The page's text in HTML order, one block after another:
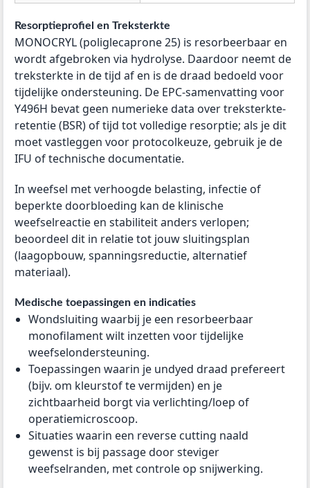
Resorptieprofiel en Treksterkte
MONOCRYL (poliglecaprone 25) is resorbeerbaar en
wordt afgebroken via hydrolyse. Daardoor neemt de
treksterkte in de tijd af en is de draad bedoeld voor
tijdelijke ondersteuning. De EPC-samenvatting voor
Y496H bevat geen numerieke data over treksterkte-
retentie (BSR) of tijd tot volledige resorptie; als je dit
moet vastleggen voor protocolkeuze, gebruik je de
IFU of technische documentatie.
In weefsel met verhoogde belasting, infectie of
beperkte doorbloeding kan de klinische
weefselreactie en stabiliteit anders verlopen;
beoordeel dit in relatie tot jouw sluitingsplan
(laagopbouw, spanningsreductie, alternatief
materiaal).
Medische toepassingen en indicaties
Wondsluiting waarbij je een resorbeerbaar
monofilament wilt inzetten voor tijdelijke
weefselondersteuning.
Toepassingen waarin je undyed draad prefereert
(bijv. om kleurstof te vermijden) en je
zichtbaarheid borgt via verlichting/loep of
operatiemicroscoop.
Situaties waarin een reverse cutting naald
gewenst is bij passage door steviger
weefselranden, met controle op snijwerking.